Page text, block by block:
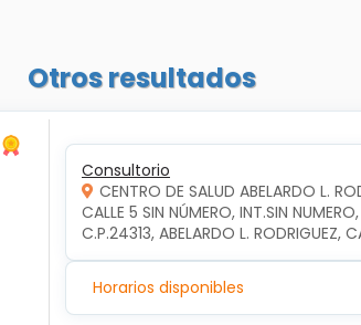
Otros resultados
Consultorio
CENTRO DE SALUD ABELARDO L.
CALLE 5 SIN NÚMERO, INT.SIN
C.P.24313, ABELARDO L. RODRIGUEZ,
Horarios disponibles